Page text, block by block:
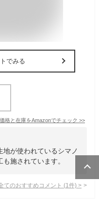
でみる
価格と在庫をAmazonでチェック >>
が使われているシマノ
施されています。
てのおすすめコメント (1 件) >